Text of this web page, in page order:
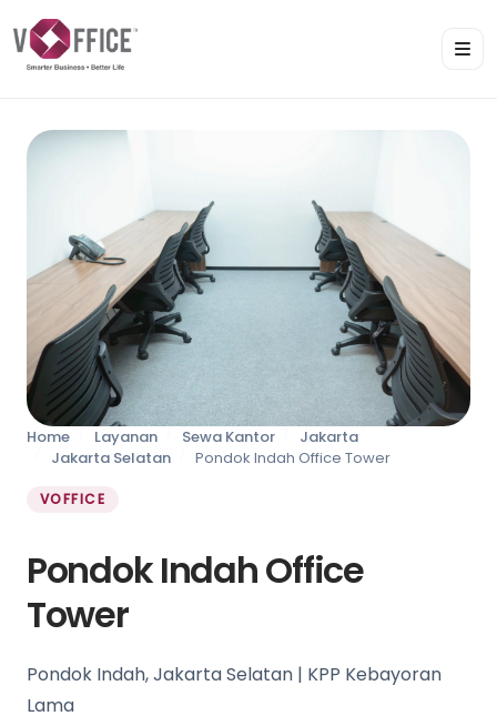
Home Layanan Sewa Kantor
Jakarta
Jakarta Selatan
Pondok Indah Office Tower
VOFFICE
Pondok Indah Office
Tower
Pondok Indah, Jakarta Selatan | KPP Kebayoran
Lama